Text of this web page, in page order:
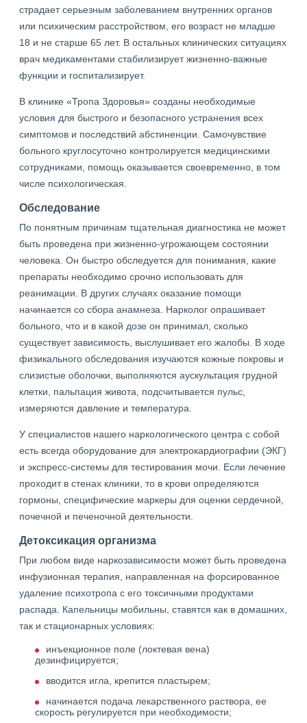
страдает серьезным заболеванием внутренних органов
или психическим расстройством, его возраст не младше
18 и не старше 65 лет. В остальных клинических ситуациях
врач медикаментами стабилизирует жизненно-важные
функции и госпитализирует.
В клинике «Тропа Здоровья» созданы необходимые
условия для быстрого и безопасного устранения всех
симптомов и последствий абстиненции. Самочувствие
больного круглосуточно контролируется медицинскими
сотрудниками, помощь оказывается своевременно, в том
числе психологическая.
Обследование
По понятным причинам тщательная диагностика не может
быть проведена при жизненно-угрожающем состоянии
человека. Он быстро обследуется для понимания, какие
препараты необходимо срочно использовать для
реанимации. В других случаях оказание помощи
начинается со сбора анамнеза. Нарколог опрашивает
больного, что и в какой дозе он принимал, сколько
существует зависимость, выслушивает его жалобы. В ходе
физикального обследования изучаются кожные покровы и
слизистые оболочки, выполняются аускультация грудной
клетки, пальпация живота, подсчитывается пульс,
измеряются давление и температура.
У специалистов нашего наркологического центра с собой
есть всегда оборудование для электрокардиографии (ЭКГ)
и экспресс-системы для тестирования мочи. Если лечение
проходит в стенах клиники, то в крови определяются
гормоны, специфические маркеры для оценки сердечной,
почечной и печеночной деятельности.
Детоксикация организма
При любом виде наркозависимости может быть проведена
инфузионная терапия, направленная на форсированное
удаление психотропа с его токсичными продуктами
распада. Капельницы мобильны, ставятся как в домашних,
так и стационарных условиях:
инъекционное поле (локтевая вена)
дезинфицируется;
вводится игла, крепится пластырем;
начинается подача лекарственного раствора, ее
скорость регулируется при необходимости;